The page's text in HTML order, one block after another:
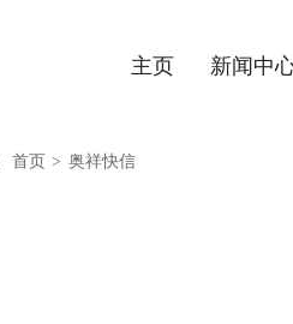
主页 新闻中
首页 > 奥祥快信